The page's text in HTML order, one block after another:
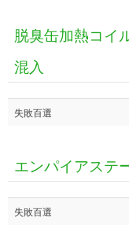
脱臭缶加熱コイ
混入
失敗百選
エンパイアステ
失敗百選